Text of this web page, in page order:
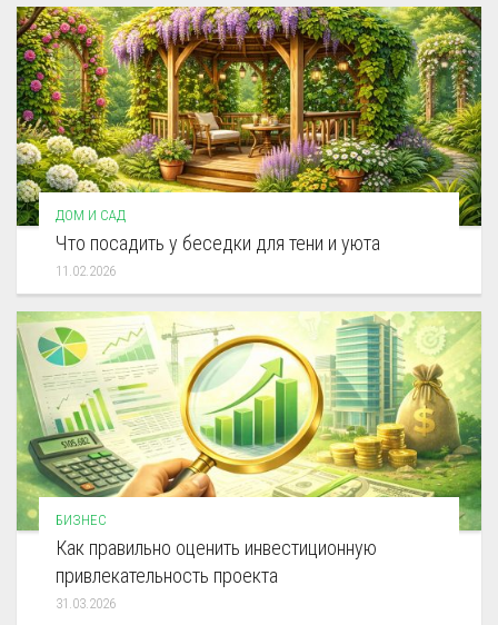
ДОМ И САД
Что посадить у беседки для тени и уюта
11.02.2026
БИЗНЕС
Как правильно оценить инвестиционную
привлекательность проекта
31.03.2026